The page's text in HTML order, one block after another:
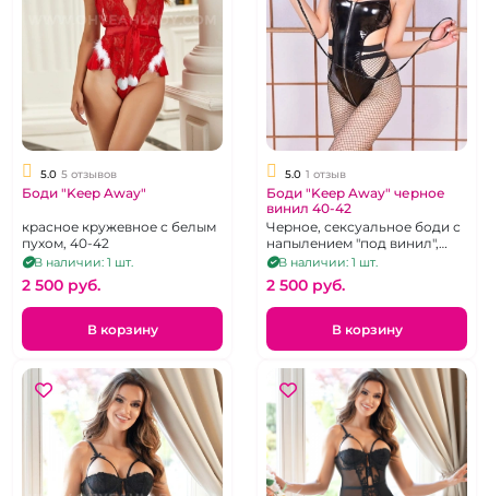
5.0 5 отзывов
Боди "Keep Away"
красное кружевное с белым
пухом, 40-42
В наличии: 1 шт.
2 500 pуб.
В корзину
5.0 1 отзыв
Боди "Keep Away" черное
винил 40-42
Черное, сексуальное боди с
напылением "под винил",
пажами для чулок и
застёжкой на молнии.
В наличии: 1 шт.
2 500 pуб.
В корзину